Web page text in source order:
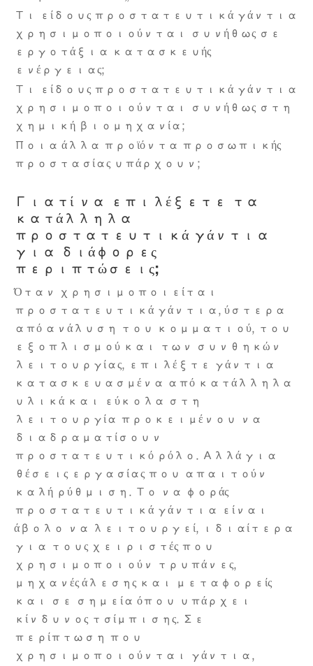
Τι είδους προστατευτικά γάντια
χρησιμοποιούνται συνήθως σε
εργοτάξια κατασκευής
ενέργειας;
Τι είδους προστατευτικά γάντια
χρησιμοποιούνται συνήθως στη
χημική βιομηχανία;
Ποια άλλα προϊόντα προσωπικής
προστασίας υπάρχουν;
Γιατί να επιλέξετε τα
κατάλληλα
προστατευτικά γάντια
για διάφορες
περιπτώσεις;
Όταν χρησιμοποιείται
προστατευτικά γάντια, ύστερα
από ανάλυση του κομματιού, του
εξοπλισμού και των συνθηκών
λειτουργίας, επιλέξτε γάντια
κατασκευασμένα από κατάλληλα
υλικά και εύκολα στη
λειτουργία προκειμένου να
διαδραματίσουν
προστατευτικό ρόλο. Αλλά για
θέσεις εργασίας που απαιτούν
καλή ρύθμιση. Το να φοράς
προστατευτικά γάντια είναι
άβολο να λειτουργεί, ιδιαίτερα
για τους χειριστές που
χρησιμοποιούν τρυπάνες,
μηχανές άλεσης και μεταφορείς
και σε σημεία όπου υπάρχει
κίνδυνος τσίμπισης. Σε
περίπτωση που
χρησιμοποιούνται γάντια,